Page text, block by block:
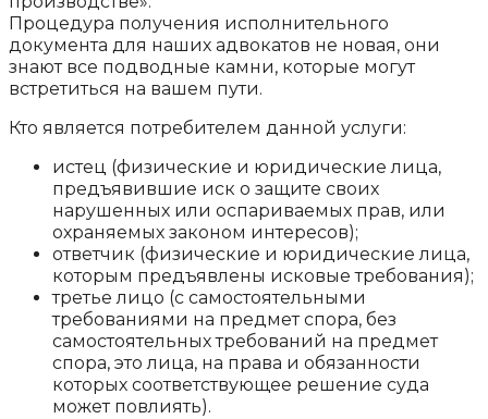
Процедура получения исполнительного
документа для наших адвокатов не новая, они
знают все подводные камни, которые могут
встретиться на вашем пути.
Кто является потребителем данной услуги:
истец (физические и юридические лица,
предъявившие иск о защите своих
нарушенных или оспариваемых прав, или
охраняемых законом интересов);
ответчик (физические и юридические лица,
которым предъявлены исковые требования);
третье лицо (с самостоятельными
требованиями на предмет спора, без
самостоятельных требований на предмет
спора, это лица, на права и обязанности
которых соответствующее решение суда
может повлиять).